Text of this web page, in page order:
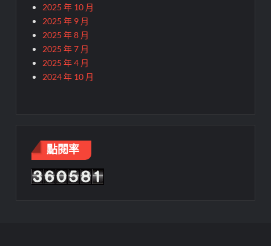
2025 年 10 月
2025 年 9 月
2025 年 8 月
2025 年 7 月
2025 年 4 月
2024 年 10 月
點閱率